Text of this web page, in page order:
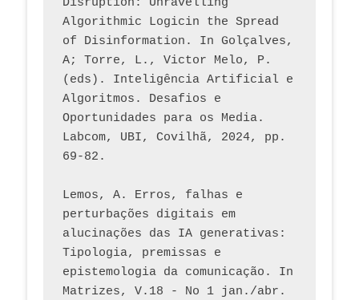
Disruption: Unravelling
Algorithmic Logicin the Spread
of Disinformation. In Golçalves,
A; Torre, L., Victor Melo, P.
(eds). Inteligência Artificial e
Algoritmos. Desafios e
Oportunidades para os Media.
Labcom, UBI, Covilhã, 2024, pp.
69-82.
Lemos, A. Erros, falhas e
perturbações digitais em
alucinações das IA generativas:
Tipologia, premissas e
epistemologia da comunicação. In
Matrizes, V.18 - No 1 jan./abr.